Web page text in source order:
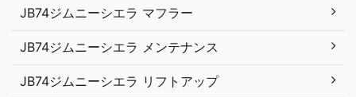
JB74ジムニーシエラ マフラー
JB74ジムニーシエラ メンテナンス
JB74ジムニーシエラ リフトアップ